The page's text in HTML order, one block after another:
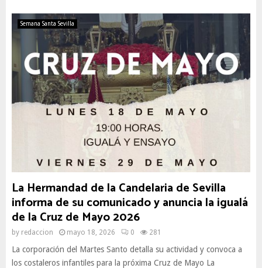
Semana Santa Sevilla
La Hermandad de la Candelaria de Sevilla
informa de su comunicado y anuncia la igualá
de la Cruz de Mayo 2026
by redaccion mayo 18, 2026 0 281
La corporación del Martes Santo detalla su actividad y convoca a
los costaleros infantiles para la próxima Cruz de Mayo La